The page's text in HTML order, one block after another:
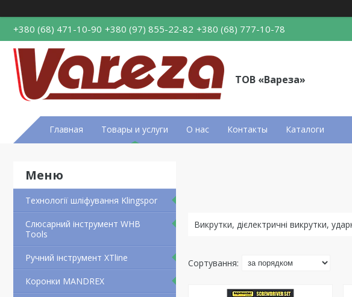
+380 (68) 471-10-90 +380 (97) 855-22-82 +380 (68) 777-10-78
ТОВ «Вареза»
Главная Товары и услуги О нас Контакты Каталоги
Технології шліфування Klingspor
Слюсарний інструмент WHB
Tools
Ручний інструмент XTline
Коронки MANDREX
Викрутки, дієлектричні викрутки,